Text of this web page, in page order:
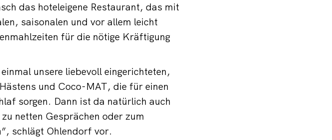
das hoteleigene Restaurant, das mit
saisonalen und vor allem leicht
für die nötige Kräftigung
unsere liebevoll eingerichteten,
und Coco-MAT, die für einen
sorgen. Dann ist da natürlich auch
netten Gesprächen oder zum
schlägt Ohlendorf vor.